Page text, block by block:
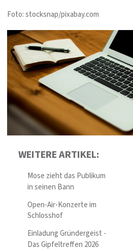
Foto: stocksnap/pixabay.com
WEITERE ARTIKEL:
Mose zieht das Publikum
in seinen Bann
Open-Air-Konzerte im
Schlosshof
Einladung Gründergeist -
Das Gipfeltreffen 2026